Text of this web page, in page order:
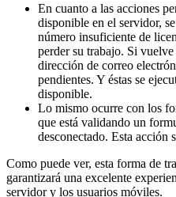
En cuanto a las acciones
disponible en el servidor,
número insuficiente de
perder su trabajo. Si
dirección de correo
pendientes. Y éstas se
disponible.
Lo mismo ocurre con los
que está validando un
desconectado. Esta acción
Como puede ver, esta forma de
garantizará una excelente
servidor y los usuarios móviles.